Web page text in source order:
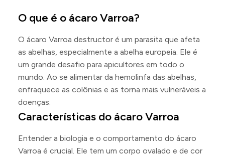
O que é o ácaro Varroa?
O ácaro Varroa destructor é um parasita que afeta
as abelhas, especialmente a abelha europeia. Ele é
um grande desafio para apicultores em todo o
mundo. Ao se alimentar da hemolinfa das abelhas,
enfraquece as colônias e as torna mais vulneráveis a
doenças.
Características do ácaro Varroa
Entender a biologia e o comportamento do ácaro
Varroa é crucial. Ele tem um corpo ovalado e de cor